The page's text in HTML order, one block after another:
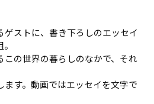
ゲストに、書き下ろしのエッセイ
の世界の暮らしのなかで、それ
ます。動画ではエッセイを⽂字で